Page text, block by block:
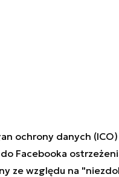
ochrony danych
Facebooka
ze względu na